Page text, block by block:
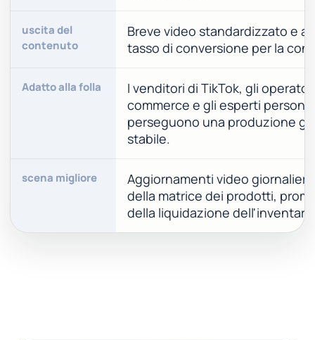
uscita del
contenuto
Breve video standardizzato e
tasso di conversione per la
Adatto alla folla
I venditori di TikTok, gli
commerce e gli esperti
perseguono una produzione
stabile.
scena migliore
Aggiornamenti video
della matrice dei prodotti,
della liquidazione